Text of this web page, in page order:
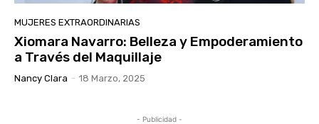
MUJERES EXTRAORDINARIAS
Xiomara Navarro: Belleza y Empoderamiento
a Través del Maquillaje
Nancy Clara - 18 Marzo, 2025
- Publicidad -